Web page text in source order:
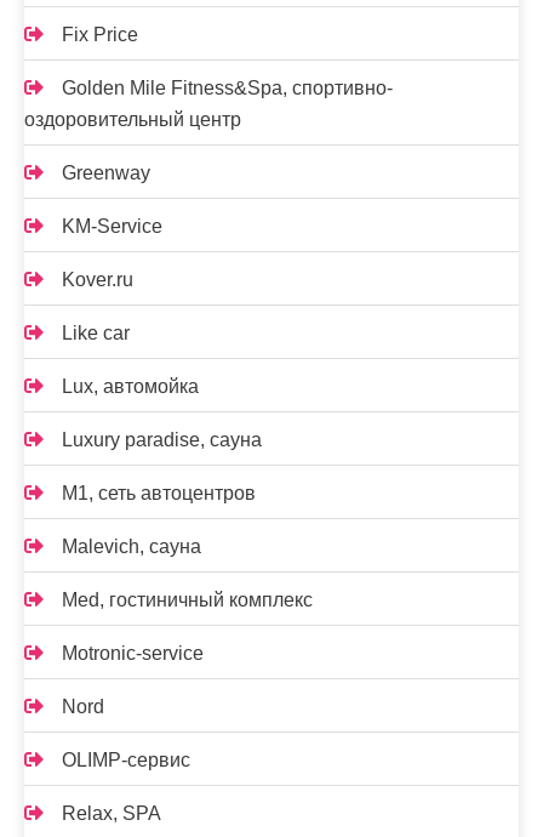
Fix Price
Golden Mile Fitness&Spa, спортивно-
оздоровительный центр
Greenway
KM-Service
Kover.ru
Like car
Lux, автомойка
Luxury paradise, сауна
M1, сеть автоцентров
Malevich, сауна
Med, гостиничный комплекс
Motronic-service
Nord
OLIMP-сервис
Relax, SPA